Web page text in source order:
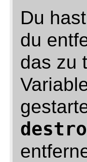
Du
du
das zu